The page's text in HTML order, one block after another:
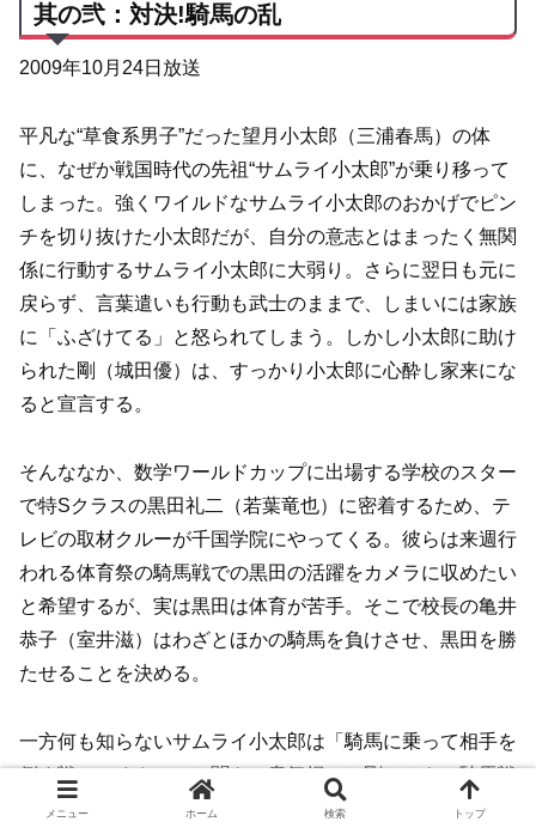
其の弐：対決!騎馬の乱
2009年10月24日放送
平凡な“草食系男子”だった望月小太郎（三浦春馬）の体
に、なぜか戦国時代の先祖“サムライ小太郎”が乗り移って
しまった。強くワイルドなサムライ小太郎のおかげでピン
チを切り抜けた小太郎だが、自分の意志とはまったく無関
係に行動するサムライ小太郎に大弱り。さらに翌日も元に
戻らず、言葉遣いも行動も武士のままで、しまいには家族
に「ふざけてる」と怒られてしまう。しかし小太郎に助け
られた剛（城田優）は、すっかり小太郎に心酔し家来にな
ると宣言する。
そんななか、数学ワールドカップに出場する学校のスター
で特Sクラスの黒田礼二（若葉竜也）に密着するため、テ
レビの取材クルーが千国学院にやってくる。彼らは来週行
われる体育祭の騎馬戦での黒田の活躍をカメラに収めたい
と希望するが、実は黒田は体育が苦手。そこで校長の亀井
恭子（室井滋）はわざとほかの騎馬を負けさせ、黒田を勝
たせることを決める。
一方何も知らないサムライ小太郎は「騎馬に乗って相手を
倒す戦（いくさ）」と聞き、意気揚々と剛とともに騎馬戦
への出場を決める。そんな小太郎の行動をどこか不審に思
メニュー ホーム 検索 トップ